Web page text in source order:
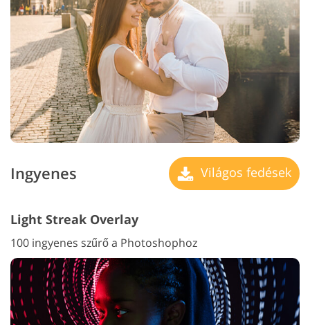
Ingyenes Világos fedések
Light Streak Overlay
100 ingyenes szűrő a Photoshophoz